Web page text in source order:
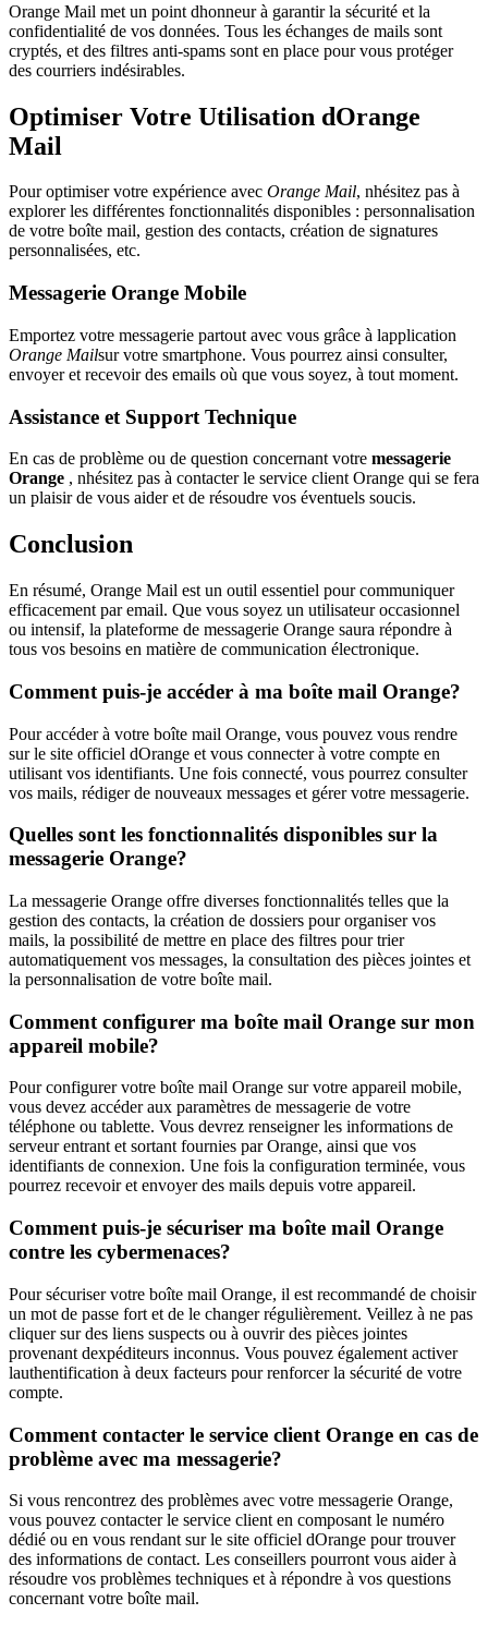
Orange Mail met un point dhonneur à garantir la sécurité et la
confidentialité de vos données. Tous les échanges de mails sont
cryptés, et des filtres anti-spams sont en place pour vous protéger
des courriers indésirables.
Optimiser Votre Utilisation dOrange
Mail
Pour optimiser votre expérience avec Orange Mail, nhésitez pas à
explorer les différentes fonctionnalités disponibles : personnalisation
de votre boîte mail, gestion des contacts, création de signatures
personnalisées, etc.
Messagerie Orange Mobile
Emportez votre messagerie partout avec vous grâce à lapplication
Orange Mailsur votre smartphone. Vous pourrez ainsi consulter,
envoyer et recevoir des emails où que vous soyez, à tout moment.
Assistance et Support Technique
En cas de problème ou de question concernant votre messagerie
Orange , nhésitez pas à contacter le service client Orange qui se fera
un plaisir de vous aider et de résoudre vos éventuels soucis.
Conclusion
En résumé, Orange Mail est un outil essentiel pour communiquer
efficacement par email. Que vous soyez un utilisateur occasionnel
ou intensif, la plateforme de messagerie Orange saura répondre à
tous vos besoins en matière de communication électronique.
Comment puis-je accéder à ma boîte mail Orange?
Pour accéder à votre boîte mail Orange, vous pouvez vous rendre
sur le site officiel dOrange et vous connecter à votre compte en
utilisant vos identifiants. Une fois connecté, vous pourrez consulter
vos mails, rédiger de nouveaux messages et gérer votre messagerie.
Quelles sont les fonctionnalités disponibles sur la
messagerie Orange?
La messagerie Orange offre diverses fonctionnalités telles que la
gestion des contacts, la création de dossiers pour organiser vos
mails, la possibilité de mettre en place des filtres pour trier
automatiquement vos messages, la consultation des pièces jointes et
la personnalisation de votre boîte mail.
Comment configurer ma boîte mail Orange sur mon
appareil mobile?
Pour configurer votre boîte mail Orange sur votre appareil mobile,
vous devez accéder aux paramètres de messagerie de votre
téléphone ou tablette. Vous devrez renseigner les informations de
serveur entrant et sortant fournies par Orange, ainsi que vos
identifiants de connexion. Une fois la configuration terminée, vous
pourrez recevoir et envoyer des mails depuis votre appareil.
Comment puis-je sécuriser ma boîte mail Orange
contre les cybermenaces?
Pour sécuriser votre boîte mail Orange, il est recommandé de choisir
un mot de passe fort et de le changer régulièrement. Veillez à ne pas
cliquer sur des liens suspects ou à ouvrir des pièces jointes
provenant dexpéditeurs inconnus. Vous pouvez également activer
lauthentification à deux facteurs pour renforcer la sécurité de votre
compte.
Comment contacter le service client Orange en cas de
problème avec ma messagerie?
Si vous rencontrez des problèmes avec votre messagerie Orange,
vous pouvez contacter le service client en composant le numéro
dédié ou en vous rendant sur le site officiel dOrange pour trouver
des informations de contact. Les conseillers pourront vous aider à
résoudre vos problèmes techniques et à répondre à vos questions
concernant votre boîte mail.